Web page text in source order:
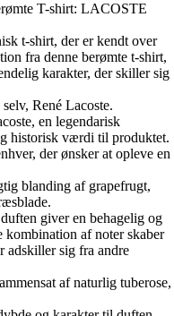
T-shirt: LACOSTE
t-shirt, der er kendt over
fra denne berømte t-shirt,
karakter, der skiller sig
René Lacoste.
en legendarisk
historisk værdi til produktet.
der ønsker at opleve en
blanding af grapefrugt,
giver en behagelig og
af noter skaber
adskiller sig fra andre
af naturlig tuberose,